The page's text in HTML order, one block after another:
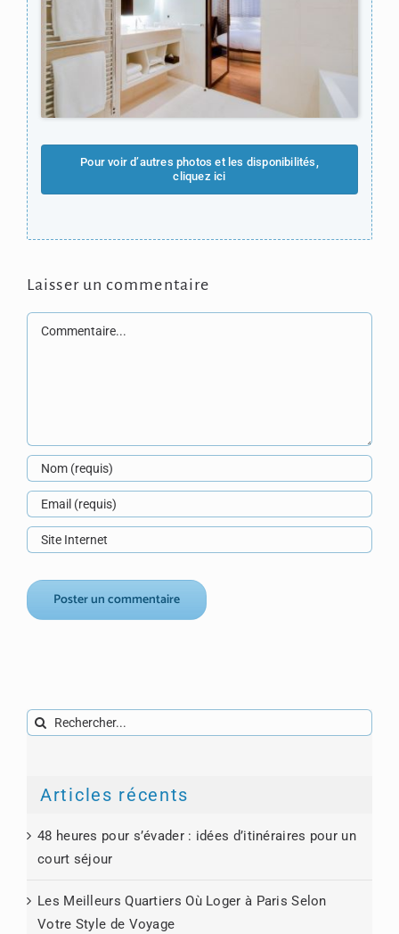
Pour voir d’autres photos et les disponibilités,
cliquez ici
Laisser un commentaire
Commentaire
Rechercher:
Articles récents
48 heures pour s’évader : idées d’itinéraires pour un
court séjour
Les Meilleurs Quartiers Où Loger à Paris Selon
Votre Style de Voyage